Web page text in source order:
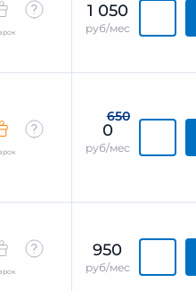
1 050
руб/мес
650
0
руб/мес
950
руб/мес